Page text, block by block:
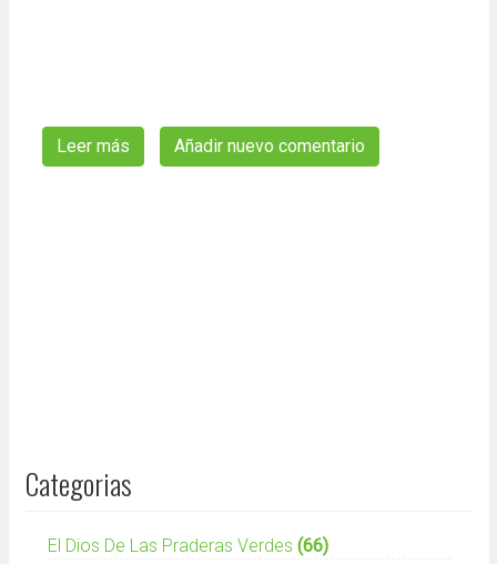
Leer más sobre MELANIA TRUMP a la luz de los
Añadir nuevo comentario
Categorias
El Dios De Las Praderas Verdes (66)